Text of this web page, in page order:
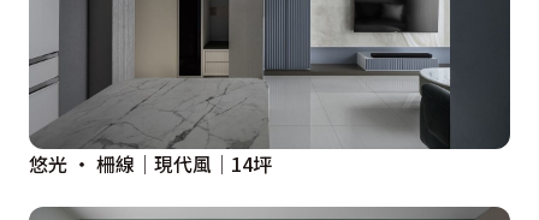
悠光 ‧ 柵線│現代風│14坪